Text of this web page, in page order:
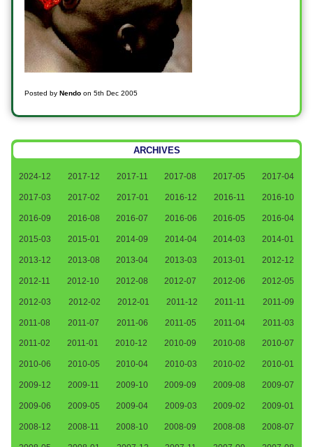
Posted byNendo on5th Dec 2005
ARCHIVES
2024-12 2017-12 2017-11 2017-08 2017-05 2017-04
2017-03 2017-02 2017-01 2016-12 2016-11 2016-10
2016-09 2016-08 2016-07 2016-06 2016-05 2016-04
2015-03 2015-01 2014-09 2014-04 2014-03 2014-01
2013-12 2013-08 2013-04 2013-03 2013-01 2012-12
2012-11 2012-10 2012-08 2012-07 2012-06 2012-05
2012-03 2012-02 2012-01 2011-12 2011-11 2011-09
2011-08 2011-07 2011-06 2011-05 2011-04 2011-03
2011-02 2011-01 2010-12 2010-09 2010-08 2010-07
2010-06 2010-05 2010-04 2010-03 2010-02 2010-01
2009-12 2009-11 2009-10 2009-09 2009-08 2009-07
2009-06 2009-05 2009-04 2009-03 2009-02 2009-01
2008-12 2008-11 2008-10 2008-09 2008-08 2008-07